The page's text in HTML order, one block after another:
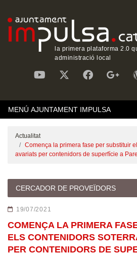
la primera plataforma 2.0
administració local
MENÚ AJUNTAMENT IMPULSA
Actualitat
Comença la primera fase per substituir
avariats per contenidors de superfície a
CERCADOR DE PROVEÏDORS
19/07/2021
COMENÇA LA PRIMERA
ELS CONTENIDORS
PER CONTENIDORS DE